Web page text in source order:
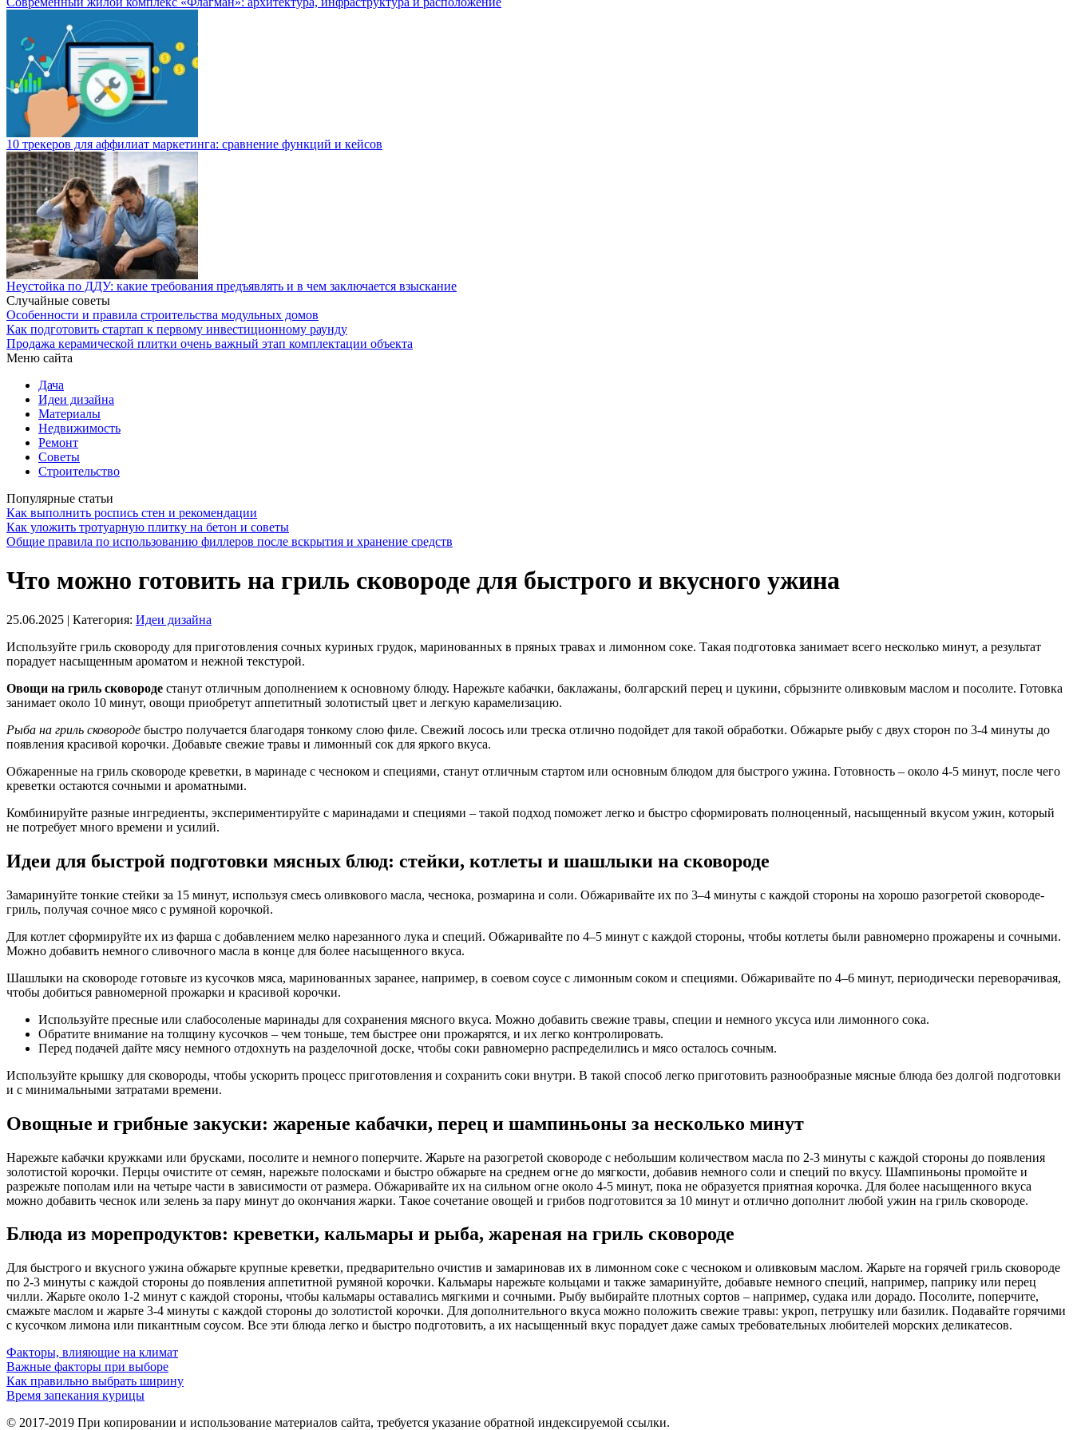
10 трекеров для аффилиат маркетинга: сравнение функций и кейсов
Неустойка по ДДУ: какие требования предъявлять и в чем заключается взыскание
Случайные советы
Особенности и правила строительства модульных домов
Как подготовить стартап к первому инвестиционному раунду
Продажа керамической плитки очень важный этап комплектации объекта
Меню сайта
Дача
Идеи дизайна
Материалы
Недвижимость
Ремонт
Советы
Строительство
Популярные статьи
Как выполнить роспись стен и рекомендации
Как уложить тротуарную плитку на бетон и советы
Общие правила по использованию филлеров после вскрытия и хранение средств
Что можно готовить на гриль сковороде для быстрого и вкусного ужина
25.06.2025 | Категория: Идеи дизайна
Используйте гриль сковороду для приготовления сочных куриных грудок, маринованных в пряных травах и лимонном соке. Такая подготовка занимает всего несколько минут, а результат
порадует насыщенным ароматом и нежной текстурой.
Овощи на гриль сковороде станут отличным дополнением к основному блюду. Нарежьте кабачки, баклажаны, болгарский перец и цукини, сбрызните оливковым маслом и посолите. Готовка
занимает около 10 минут, овощи приобретут аппетитный золотистый цвет и легкую карамелизацию.
Рыба на гриль сковороде быстро получается благодаря тонкому слою филе. Свежий лосось или треска отлично подойдет для такой обработки. Обжарьте рыбу с двух сторон по 3-4 минуты до
появления красивой корочки. Добавьте свежие травы и лимонный сок для яркого вкуса.
Обжаренные на гриль сковороде креветки, в маринаде с чесноком и специями, станут отличным стартом или основным блюдом для быстрого ужина. Готовность – около 4-5 минут, после чего
креветки остаются сочными и ароматными.
Комбинируйте разные ингредиенты, экспериментируйте с маринадами и специями – такой подход поможет легко и быстро сформировать полноценный, насыщенный вкусом ужин, который
не потребует много времени и усилий.
Идеи для быстрой подготовки мясных блюд: стейки, котлеты и шашлыки на сковороде
Замаринуйте тонкие стейки за 15 минут, используя смесь оливкового масла, чеснока, розмарина и соли. Обжаривайте их по 3–4 минуты с каждой стороны на хорошо разогретой сковороде-
гриль, получая сочное мясо с румяной корочкой.
Для котлет сформируйте их из фарша с добавлением мелко нарезанного лука и специй. Обжаривайте по 4–5 минут с каждой стороны, чтобы котлеты были равномерно прожарены и сочными.
Можно добавить немного сливочного масла в конце для более насыщенного вкуса.
Шашлыки на сковороде готовьте из кусочков мяса, маринованных заранее, например, в соевом соусе с лимонным соком и специями. Обжаривайте по 4–6 минут, периодически переворачивая,
чтобы добиться равномерной прожарки и красивой корочки.
Используйте пресные или слабосоленые маринады для сохранения мясного вкуса. Можно добавить свежие травы, специи и немного уксуса или лимонного сока.
Обратите внимание на толщину кусочков – чем тоньше, тем быстрее они прожарятся, и их легко контролировать.
Перед подачей дайте мясу немного отдохнуть на разделочной доске, чтобы соки равномерно распределились и мясо осталось сочным.
Используйте крышку для сковороды, чтобы ускорить процесс приготовления и сохранить соки внутри. В такой способ легко приготовить разнообразные мясные блюда без долгой подготовки
и с минимальными затратами времени.
Овощные и грибные закуски: жареные кабачки, перец и шампиньоны за несколько минут
Нарежьте кабачки кружками или брусками, посолите и немного поперчите. Жарьте на разогретой сковороде с небольшим количеством масла по 2-3 минуты с каждой стороны до появления
золотистой корочки. Перцы очистите от семян, нарежьте полосками и быстро обжарьте на среднем огне до мягкости, добавив немного соли и специй по вкусу. Шампиньоны промойте и
разрежьте пополам или на четыре части в зависимости от размера. Обжаривайте их на сильном огне около 4-5 минут, пока не образуется приятная корочка. Для более насыщенного вкуса
можно добавить чеснок или зелень за пару минут до окончания жарки. Такое сочетание овощей и грибов подготовится за 10 минут и отлично дополнит любой ужин на гриль сковороде.
Блюда из морепродуктов: креветки, кальмары и рыба, жареная на гриль сковороде
Для быстрого и вкусного ужина обжарьте крупные креветки, предварительно очистив и замариновав их в лимонном соке с чесноком и оливковым маслом. Жарьте на горячей гриль сковороде
по 2-3 минуты с каждой стороны до появления аппетитной румяной корочки. Кальмары нарежьте кольцами и также замаринуйте, добавьте немного специй, например, паприку или перец
чилли. Жарьте около 1-2 минут с каждой стороны, чтобы кальмары оставались мягкими и сочными. Рыбу выбирайте плотных сортов – например, судака или дорадо. Посолите, поперчите,
смажьте маслом и жарьте 3-4 минуты с каждой стороны до золотистой корочки. Для дополнительного вкуса можно положить свежие травы: укроп, петрушку или базилик. Подавайте горячими
с кусочком лимона или пикантным соусом. Все эти блюда легко и быстро подготовить, а их насыщенный вкус порадует даже самых требовательных любителей морских деликатесов.
Факторы, влияющие на климат
Важные факторы при выборе
Как правильно выбрать ширину
Время запекания курицы
© 2017-2019 При копировании и использование материалов сайта, требуется указание обратной индексируемой ссылки.